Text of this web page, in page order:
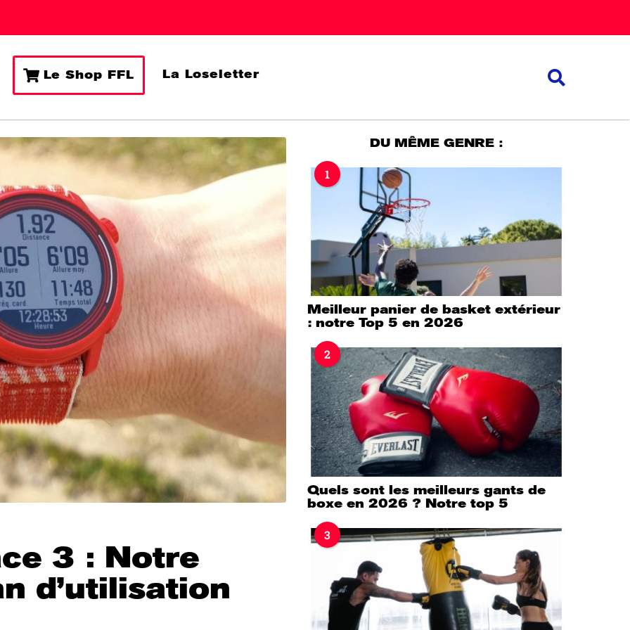
Le Shop FFL La Loseletter
3 : Notre
d’utilisation
DU MÊME GENRE :
1
Meilleur panier de basket extérieur
: notre Top 5 en 2026
2
Quels sont les meilleurs gants de
boxe en 2026 ? Notre top 5
3